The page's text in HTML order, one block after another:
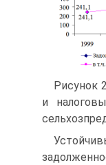
Рисунок
и